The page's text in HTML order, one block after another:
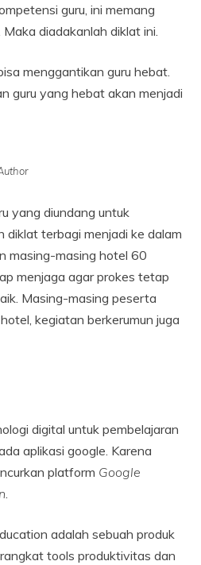
guru, ini memang
diadakanlah diklat ini.
menggantikan guru hebat.
guru yang hebat akan menjadi
yang diundang untuk
diklat terbagi menjadi ke dalam
masing-masing hotel 60
menjaga agar prokes tetap
Masing-masing peserta
kegiatan berkerumun juga
digital untuk pembelajaran
aplikasi google. Karena
platform Google
adalah sebuah produk
tools produktivitas dan